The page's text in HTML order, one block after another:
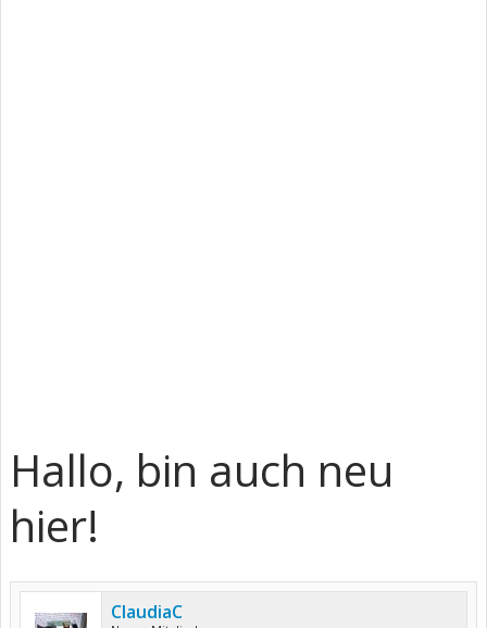
Hallo, bin auch neu
hier!
ClaudiaC